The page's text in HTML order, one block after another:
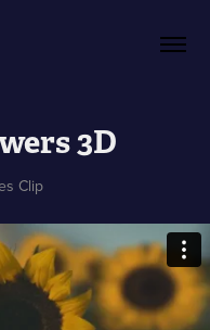
3D
Clip